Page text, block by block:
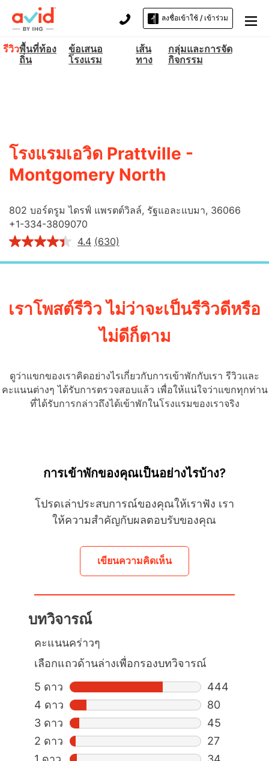
ลงชื่อเข้าใช้ / เข้าร่วม
รีวิวพื้นที่ท้อง
ถิ่น
ข้อเสนอ
โรงแรม
เส้น
ทาง
กลุ่มและการจัด
กิจกรรม
โรงแรมเอวิด Prattville -
Montgomery North
802 บอร์ดรูม ไดรฟ์ แพรตต์วิลล์, รัฐแอละแบมา, 36066
+1-334-3809070
4.4 อ่าน
วิจารณ์.
(630)
เราโพสต์รีวิว ไม่ว่าจะเป็นรีวิวดีหรือ
ไม่ดีก็ตาม
ดูว่าแขกของเราคิดอย่างไรเกี่ยวกับการเข้าพักกับเรา รีวิวและ
คะแนนต่างๆ ได้รับการตรวจสอบแล้ว เพื่อให้แน่ใจว่าแขกทุกท่าน
ที่ได้รับการกล่าวถึงได้เข้าพักในโรงแรมของเราจริง
การเข้าพักของคุณเป็นอย่างไรบ้าง?
โปรดเล่าประสบการณ์ของคุณให้เราฟัง เรา
ให้ความสำคัญกับผลตอบรับของคุณ
เขียนความคิดเห็น